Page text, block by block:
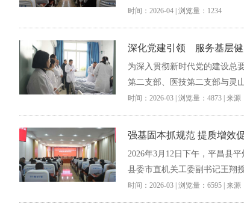
时间：2026-04 | 浏览量：1234
深化党建引领 服务基层
为深入贯彻新时代党的建设总
第二支部、医技第二支部与灵
时间：2026-03 | 浏览量：4873 | 来
强基固本抓规范 提质增效
2026年3月12日下午，平昌县
县委市直机关工委副书记王翔
时间：2026-03 | 浏览量：6595 | 来